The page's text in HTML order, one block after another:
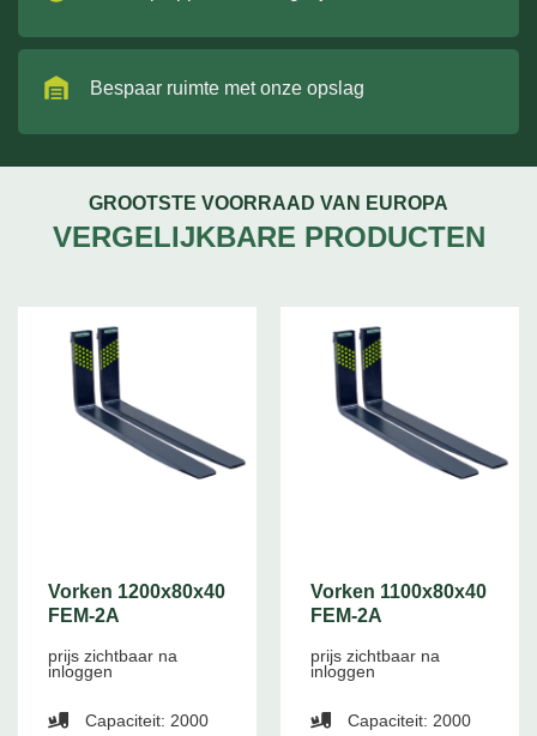
Bespaar ruimte met onze opslag
GROOTSTE VOORRAAD VAN EUROPA
VERGELIJKBARE PRODUCTEN
Vorken 1200x80x40
FEM-2A
prijs zichtbaar na
inloggen
Capaciteit: 2000
Vorken 1100x80x40
FEM-2A
prijs zichtbaar na
inloggen
Capaciteit: 2000